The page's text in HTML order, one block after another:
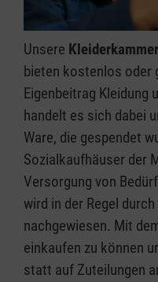
Unsere
bieten kostenlos oder
Eigenbeitrag Kleidung
handelt es sich dabei
Ware, die gespendet
Sozialkaufhäuser der
Versorgung von
wird in der Regel
nachgewiesen. Mit
einkaufen zu können
statt auf Zuteilungen